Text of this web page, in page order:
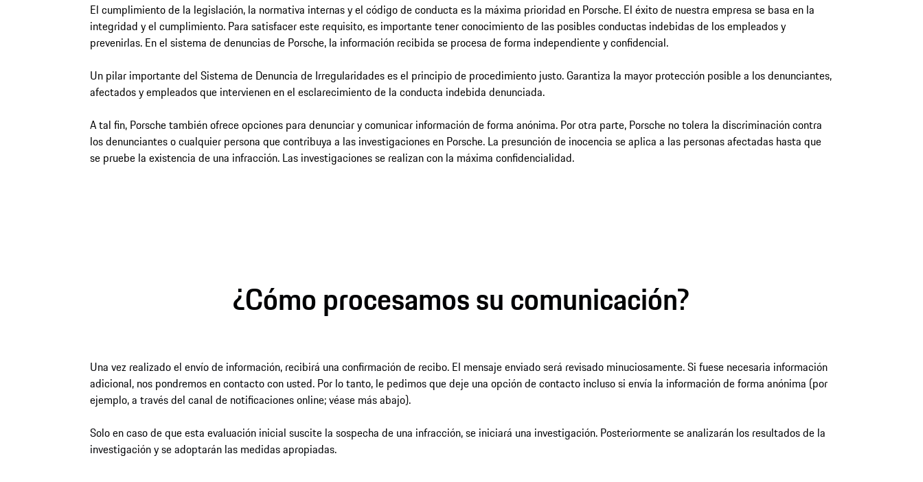
El cumplimiento de la legislación, la normativa internas y el código de conducta es la máxima prioridad en Porsche. El éxito de nuestra empresa se basa en la
integridad y el cumplimiento. Para satisfacer este requisito, es importante tener conocimiento de las posibles conductas indebidas de los empleados y
prevenirlas. En el sistema de denuncias de Porsche, la información recibida se procesa de forma independiente y confidencial.
Un pilar importante del Sistema de Denuncia de Irregularidades es el principio de procedimiento justo. Garantiza la mayor protección posible a los denunciantes,
afectados y empleados que intervienen en el esclarecimiento de la conducta indebida denunciada.
A tal fin, Porsche también ofrece opciones para denunciar y comunicar información de forma anónima. Por otra parte, Porsche no tolera la discriminación contra
los denunciantes o cualquier persona que contribuya a las investigaciones en Porsche. La presunción de inocencia se aplica a las personas afectadas hasta que
se pruebe la existencia de una infracción. Las investigaciones se realizan con la máxima confidencialidad.
¿Cómo procesamos su comunicación?
Una vez realizado el envío de información, recibirá una confirmación de recibo. El mensaje enviado será revisado minuciosamente. Si fuese necesaria información
adicional, nos pondremos en contacto con usted. Por lo tanto, le pedimos que deje una opción de contacto incluso si envía la información de forma anónima (por
ejemplo, a través del canal de notificaciones online; véase más abajo).
Solo en caso de que esta evaluación inicial suscite la sospecha de una infracción, se iniciará una investigación. Posteriormente se analizarán los resultados de la
investigación y se adoptarán las medidas apropiadas.